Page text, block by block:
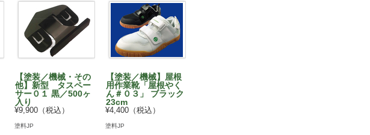
【塗装／機械・その
他】新型 タスペー
サー０１ 黒／500ヶ
入り
¥9,900（税込）
塗料JP
【塗装／機械】屋根
用作業靴「屋根やく
ん＃０３」 ブラック
23cm
¥4,400（税込）
塗料JP